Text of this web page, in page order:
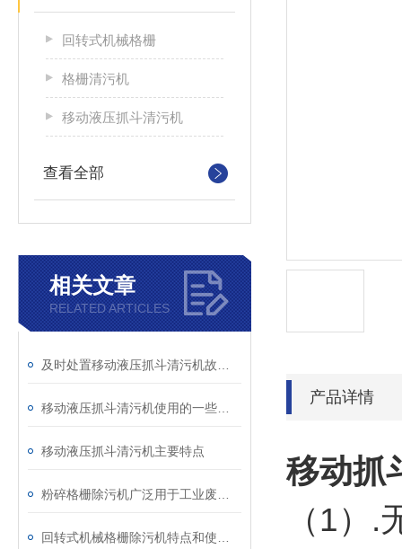
回转式机械格栅
格栅清污机
移动液压抓斗清污机
查看全部
相关文章
RELATED ARTICLES
移动液压抓斗清污机主要特点
产品详情
移动抓
（1）